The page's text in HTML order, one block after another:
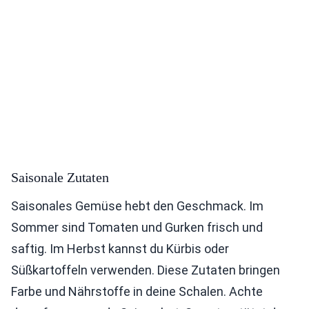
Saisonale Zutaten
Saisonales Gemüse hebt den Geschmack. Im
Sommer sind Tomaten und Gurken frisch und
saftig. Im Herbst kannst du Kürbis oder
Süßkartoffeln verwenden. Diese Zutaten bringen
Farbe und Nährstoffe in deine Schalen. Achte